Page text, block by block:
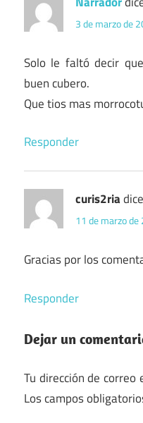
3 de marzo de
Solo le faltó decir
buen cubero.
Que tios mas
Responder
curis2ria
11 de marzo
Gracias por los
Responder
Dejar un
Tu dirección de correo
Los campos